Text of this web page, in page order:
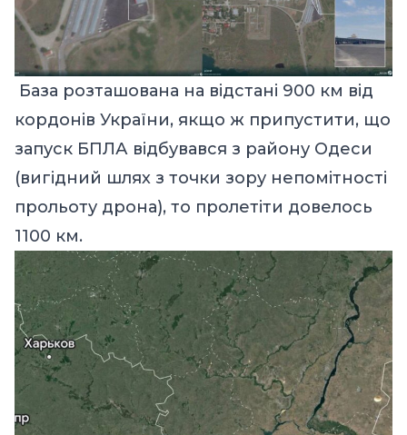
База розташована на відстані 900 км від
кордонів України, якщо ж припустити, що
запуск БПЛА відбувався з району Одеси
(вигідний шлях з точки зору непомітності
прольоту дрона), то пролетіти довелось
1100 км.